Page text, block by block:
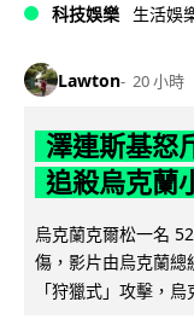
科技娛樂 生活娛
Lawton 20 小時
澤連斯基怒
追殺烏克蘭
烏克蘭克爾松一名
傷，影片由烏克蘭總
「狩獵式」攻擊，烏